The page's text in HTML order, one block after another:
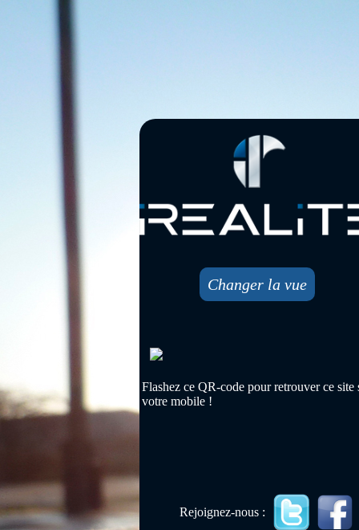
Changer la vue
Flashez ce QR-code pour retrouver ce site
votre mobile !
Rejoignez-nous :